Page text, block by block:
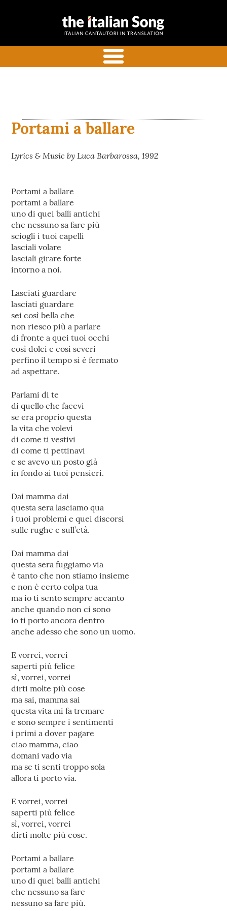
the italian
with commentaries
Portami a ballare
Lyrics & Music by Luca Barbarossa, 1992
Portami a ballare
portami a ballare
uno di quei balli antichi
che nessuno sa fare più
sciogli i tuoi capelli
lasciali volare
lasciali girare forte
intorno a noi.
Lasciati guardare
lasciati guardare
sei così bella che
non riesco più a parlare
di fronte a quei tuoi occhi
così dolci e così severi
perfino il tempo si è fermato
ad aspettare.
Parlami di te
di quello che facevi
se era proprio questa
la vita che volevi
di come ti vestivi
di come ti pettinavi
e se avevo un posto già
in fondo ai tuoi pensieri.
Dai mamma dai
questa sera lasciamo qua
i tuoi problemi e quei discorsi
sulle rughe e sull’età.
Dai mamma dai
questa sera fuggiamo via
è tanto che non stiamo insieme
e non è certo colpa tua
ma io ti sento sempre accanto
anche quando non ci sono
io ti porto ancora dentro
anche adesso che sono un uomo.
E vorrei, vorrei
saperti più felice
sì, vorrei, vorrei
dirti molte più cose
ma sai, mamma sai
questa vita mi fa tremare
e sono sempre i sentimenti
i primi a dover pagare
ciao mamma, ciao
domani vado via
ma se ti senti troppo sola
allora ti porto via.
E vorrei, vorrei
saperti più felice
sì, vorrei, vorrei
dirti molte più cose.
Portami a ballare
portami a ballare
uno di quei balli antichi
che nessuno sa fare
nessuno sa fare più.